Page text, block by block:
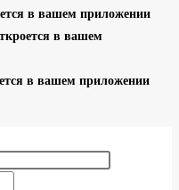
в вашем приложении
в вашем
в вашем приложении